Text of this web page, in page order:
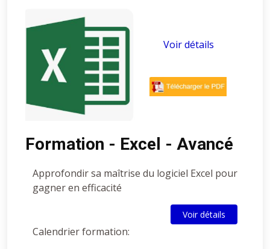
Voir détails
Formation - Excel - Avancé
Approfondir sa maîtrise du logiciel Excel pour
gagner en efficacité
Voir détails
Calendrier formation: